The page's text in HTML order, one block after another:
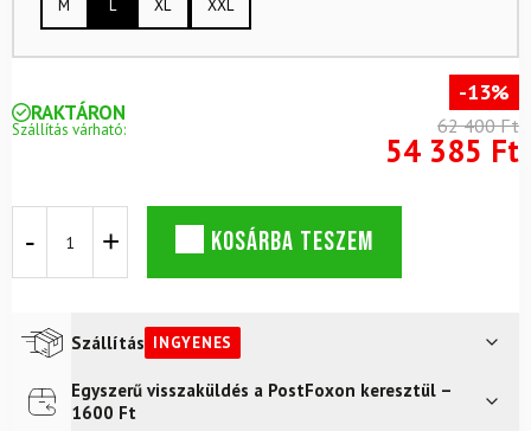
M
L XL XXL
RAKTÁRON
Szállítás várható:
-13%
62 400 Ft
54 385 Ft
Alpine
póló
Cinder
KOSÁRBA TESZEM
Szállítás INGYENES
Futár a címreIngyenes
Egyszerű visszaküldés a PostFoxon keresztül –
1600 Ft